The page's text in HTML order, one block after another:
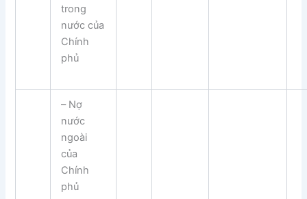
trong
nước của
Chính
phủ
– Nợ
nước
ngoài
của
Chính
phủ